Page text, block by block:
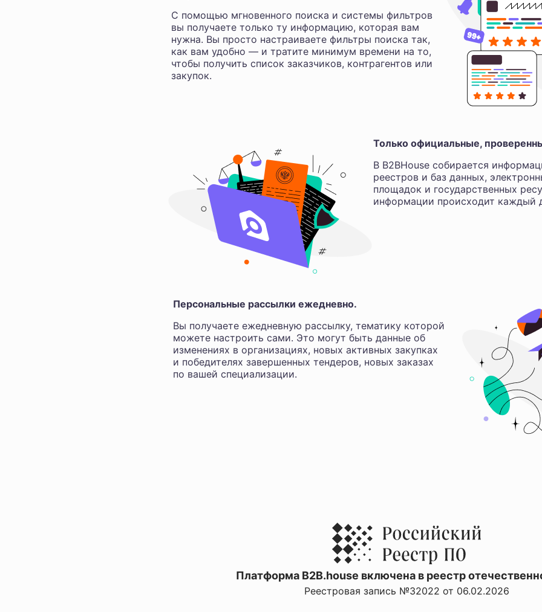
С помощью мгновенного поиска и системы фильтров
вы получаете только ту информацию, которая вам
нужна. Вы просто настраиваете фильтры поиска так,
как вам удобно — и тратите минимум времени на то,
чтобы получить список заказчиков, контрагентов или
закупок.
Только официальные,
В B2BHouse собирается
реестров и баз данных,
площадок и государственных
информации происходит каждый
Персональные рассылки ежедневно.
Вы получаете ежедневную рассылку, тематику которой
можете настроить сами. Это могут быть данные об
изменениях в организациях, новых активных закупках
и победителях завершенных тендеров, новых заказах
по вашей специализации.
Платформа B2B.house включена в реестр
Реестровая запись №32022 от 06.02.2026